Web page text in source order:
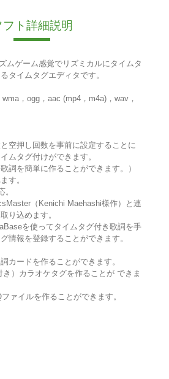
フト詳細説明
ムゲーム感覚でリズミカルにタイムタ
タイムタグエディタです。
，ogg，aac (mp4，m4a)，wav，
空押し回数を事前に設定することに
ムタグ付けができます。
詞を簡単に作ることができます。）
す。
（Kenichi Maehashi様作）と連
り込めます。
を使ってタイムタグ付き歌詞を手
情報を登録することができます。
カードを作ることができます。
き）カラオケタグを作ることが できま
ァイルを作ることができます。